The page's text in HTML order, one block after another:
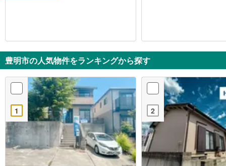
豊明市の人気物件をランキングから探す
1 2